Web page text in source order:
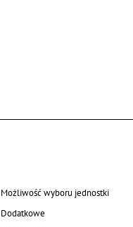
Możliwość wyboru jednostki
Dodatkowe